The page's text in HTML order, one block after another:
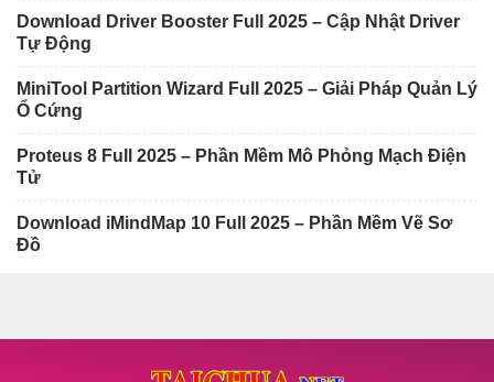
Download Driver Booster Full 2025 – Cập Nhật Driver
Tự Động
MiniTool Partition Wizard Full 2025 – Giải Pháp Quản Lý
Ổ Cứng
Proteus 8 Full 2025 – Phần Mềm Mô Phỏng Mạch Điện
Tử
Download iMindMap 10 Full 2025 – Phần Mềm Vẽ Sơ
Đồ